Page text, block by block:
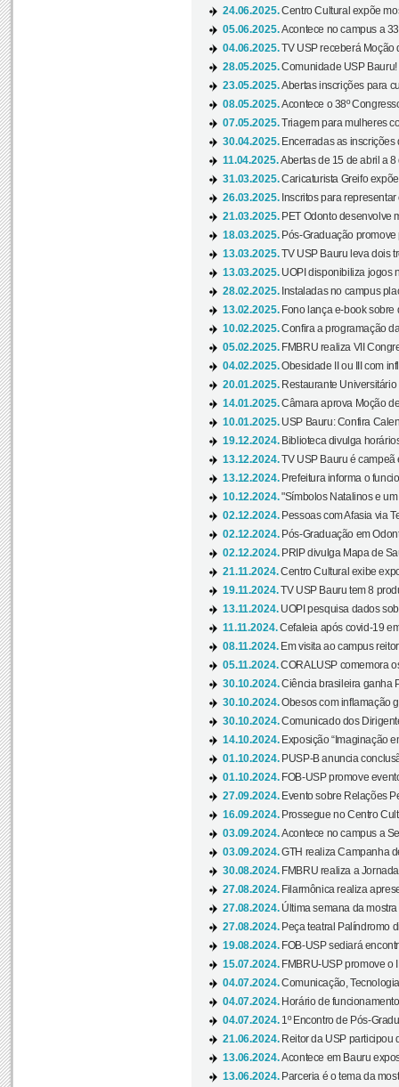
24.06.2025.Centro Cultural expõe
05.06.2025.Acontece no campus a
04.06.2025.TV USP receberá Moção
28.05.2025.Comunidade USP Bauru!
23.05.2025.Abertas inscrições para
08.05.2025.Acontece o 38º
07.05.2025.Triagem para mulheres
30.04.2025. Encerradas as inscrições
11.04.2025.Abertas de 15 de abril a
31.03.2025.Caricaturista Greifo
26.03.2025. Inscritos para
21.03.2025. PET Odonto desenvolve
18.03.2025. Pós-Graduação
13.03.2025.TV USP Bauru leva dois
13.03.2025. UOPI disponibiliza jogos
28.02.2025. Instaladas no campus
13.02.2025. Fono lança e-book sobre
10.02.2025.Confira a programação
05.02.2025. FMBRU realiza VII
04.02.2025.Obesidade II ou III com
20.01.2025. Restaurante
14.01.2025.Câmara aprova Moção
10.01.2025. USP Bauru: Confira
19.12.2024. Biblioteca divulga
13.12.2024.TV USP Bauru é campeã
13.12.2024. Prefeitura informa o
10.12.2024."Símbolos Natalinos e
02.12.2024. Pessoas com Afasia via
02.12.2024. Pós-Graduação em
02.12.2024. PRIP divulga Mapa de
21.11.2024.Centro Cultural exibe
19.11.2024.TV USP Bauru tem 8
13.11.2024. UOPI pesquisa dados
11.11.2024.Cefaleia após covid-19
08.11.2024. Em visita ao campus
05.11.2024.CORALUSP comemora
30.10.2024.Ciência brasileira ganha
30.10.2024.Obesos com inflamação
30.10.2024.Comunicado dos
14.10.2024. Exposição “Imaginação
01.10.2024. PUSP-B anuncia
01.10.2024. FOB-USP promove
27.09.2024. Evento sobre Relações
16.09.2024. Prossegue no Centro
03.09.2024.Acontece no campus a
03.09.2024.GTH realiza Campanha
30.08.2024. FMBRU realiza a
27.08.2024. Filarmônica realiza
27.08.2024. Última semana da
27.08.2024. Peça teatral Palíndromo
19.08.2024. FOB-USP sediará
15.07.2024. FMBRU-USP promove o
04.07.2024.Comunicação,
04.07.2024. Horário de
04.07.2024. 1º Encontro de Pós-
21.06.2024. Reitor da USP participou
13.06.2024.Acontece em Bauru
13.06.2024. Parceria é o tema da